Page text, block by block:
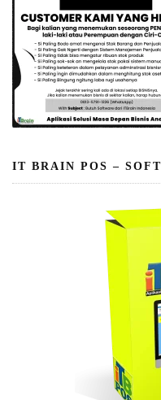
IT BRAIN POS –